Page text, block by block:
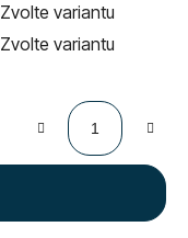
Zvolte variantu
Zvolte variantu